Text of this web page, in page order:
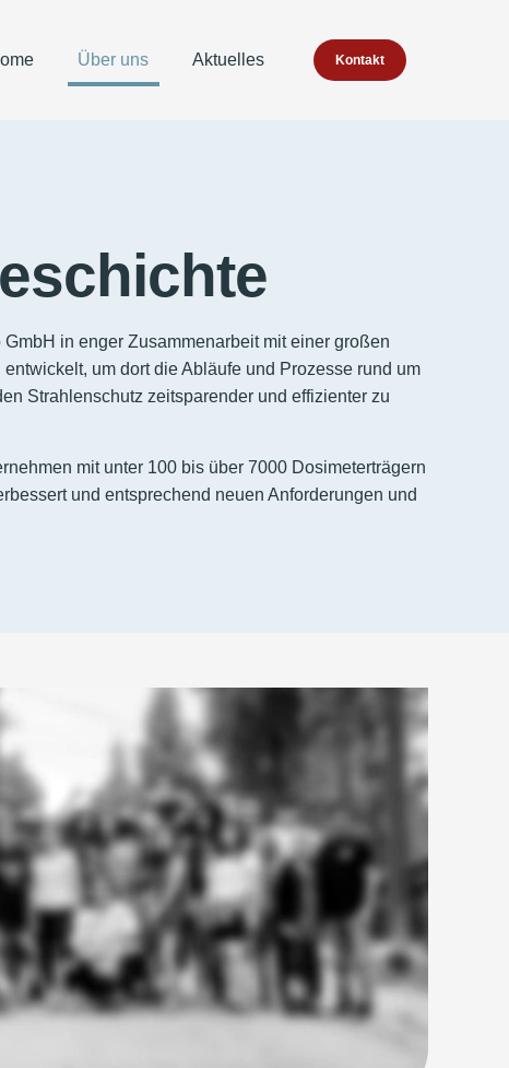
Über uns Aktuelles Kontakt
in enger Zusammenarbeit mit einer großen
um dort die Abläufe und Prozesse rund um
Strahlenschutz zeitsparender und effizienter zu
mit unter 100 bis über 7000 Dosimeterträgern
und entsprechend neuen Anforderungen und